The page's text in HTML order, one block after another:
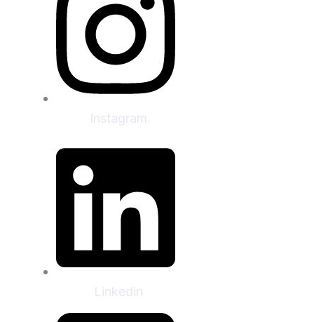
Instagram
Linkedin